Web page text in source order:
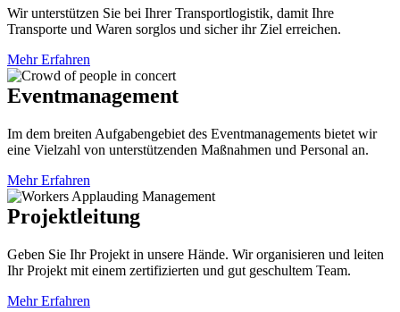
Wir unterstützen Sie bei Ihrer Transportlogistik, damit Ihre
Transporte und Waren sorglos und sicher ihr Ziel erreichen.
Mehr Erfahren
Eventmanagement
Im dem breiten Aufgabengebiet des Eventmanagements bietet wir
eine Vielzahl von unterstützenden Maßnahmen und Personal an.
Mehr Erfahren
Projektleitung
Geben Sie Ihr Projekt in unsere Hände. Wir organisieren und leiten
Ihr Projekt mit einem zertifizierten und gut geschultem Team.
Mehr Erfahren